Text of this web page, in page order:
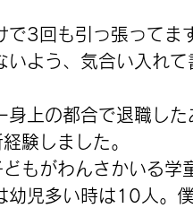
で3回も引っ張ってま
よう、気合い入れて
身上の都合で退職した
験しました。
もがわんさかいる
幼児多い時は10人。